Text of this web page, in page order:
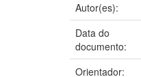
Autor(es):
Data do
documento:
Orientador: